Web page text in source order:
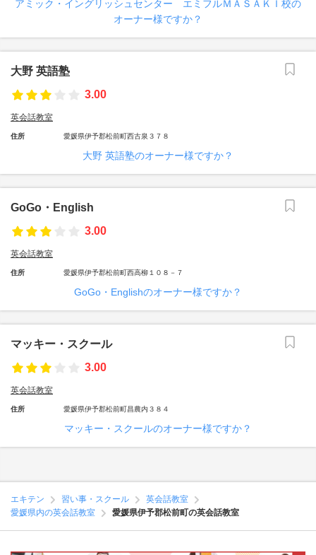
アミック・イングリッシュセンター エミフルＭＡＳＡＫＩ校の
オーナー様ですか？
大野 英語塾
3.00
英会話教室
住所 愛媛県伊予郡松前町西古泉３７８
大野 英語塾のオーナー様ですか？
GoGo・English
3.00
英会話教室
住所 愛媛県伊予郡松前町西高柳１０８－７
GoGo・Englishのオーナー様ですか？
マッキー・スクール
3.00
英会話教室
住所 愛媛県伊予郡松前町昌農内３８４
マッキー・スクールのオーナー様ですか？
エキテン 習い事・スクール
英会話教室
愛媛県内の英会話教室
愛媛県伊予郡松前町の英会話教室